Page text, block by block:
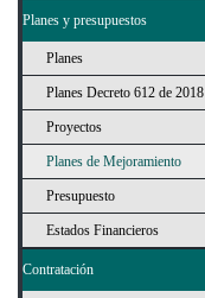
Planes y presupuestos
Planes
Planes Decreto 612 de 2018
Proyectos
Planes de Mejoramiento
Presupuesto
Estados Financieros
Contratación